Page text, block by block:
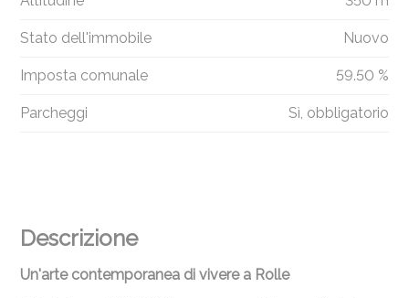
Descrizione
Un'arte contemporanea di vivere a Rolle
Stato dell'immobile Nuovo
Imposta comunale 59.50 %
Parcheggi Sì, obbligatorio